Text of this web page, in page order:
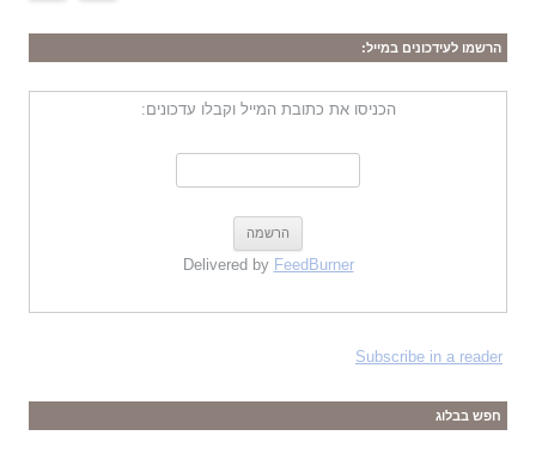
הרשמו לעידכונים במייל:
הכניסו את כתובת המייל וקבלו עדכונים:
Delivered by FeedBurner
Subscribe in a reader
חפש בבלוג